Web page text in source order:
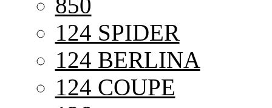
850
124 SPIDER
124 BERLINA
124 COUPE